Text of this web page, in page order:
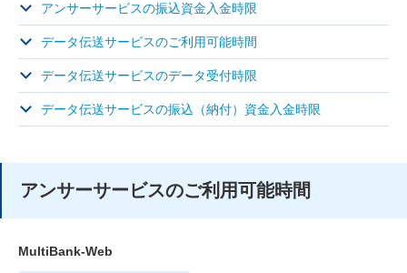
アンサーサービスの振込資金入金時限
データ伝送サービスのご利用可能時間
データ伝送サービスのデータ受付時限
データ伝送サービスの振込（納付）資金入金時限
アンサーサービスのご利用可能時間
MultiBank-Web